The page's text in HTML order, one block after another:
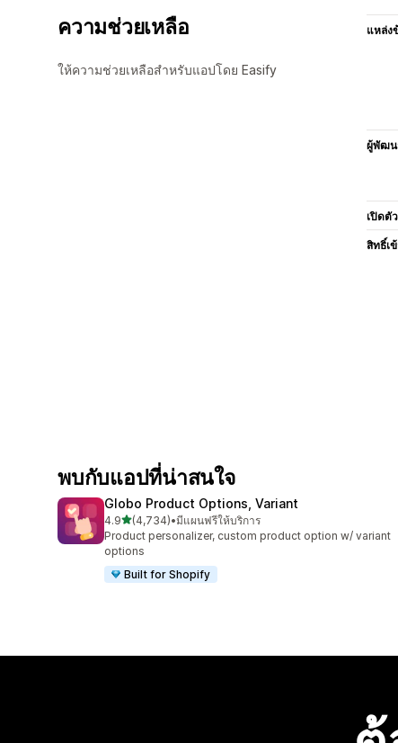
ความช่วยเหลือ
ให้ความช่วยเหลือสำหรับแอปโดย Easify
แหล่ง
ผู้พัฒน
เปิดตั
สิทธิ์เ
พบกับแอปที่น่าสนใจ
Globo Product Options, Variant
4.9เต็ม 5 ดาว
(4,734)
ทั้งหมด 4734 รีวิว
•มีแผนฟรีให้บริการ
Product personalizer, custom product option w/ variant
options
Built for Shopify